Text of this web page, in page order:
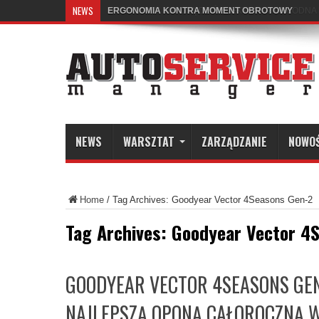
NEWS ERGONOMIA KONTRA MOMENT OBROTOWY
NEWS WARSZTAT ZARZĄDZANIE
Home / Tag Archives: Goodyear Vector 4Seasons Gen-2
Tag Archives: Goodyear Vector
GOODYEAR VECTOR 4SEASONS